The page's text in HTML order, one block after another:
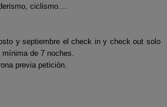
ciclismo....
y septiembre el check in y check out solo
de 7 noches.
previa petición.